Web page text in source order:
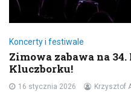
Koncerty i festiwale
Zimowa zabawa na
Kluczborku!
16 stycznia 2026 Krzysztof